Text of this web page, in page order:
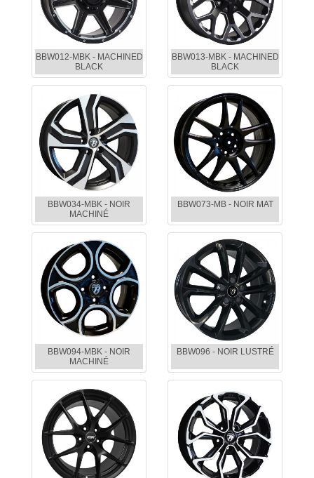
BBW012-MBK - MACHINED
BLACK
BBW013-MBK - MACHINED
BLACK
BBW034-MBK - NOIR
MACHINÉ
BBW073-MB - NOIR MAT
BBW094-MBK - NOIR
MACHINÉ
BBW096 - NOIR LUSTRÉ